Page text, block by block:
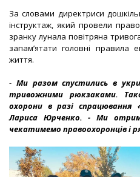
За словами директриси
інструктаж, який провели
зранку лунала повітряна
запам’ятати головні правила
життя.
- Ми разом спустились в
тривожними рюкзаками.
охорони в разі
Лариса Юрченко. - Ми
чекатимемо правоохоронців і